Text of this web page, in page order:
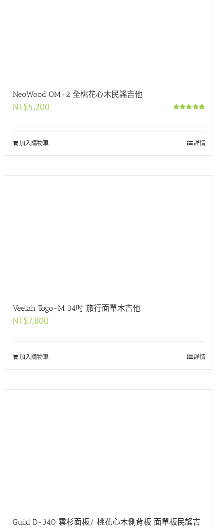
NeoWood OM-2 全桃花心木民謠吉他
NT$5,200
加入購物車 詳情
Veelah Togo-M 34吋 旅行面單木吉他
NT$7,800
加入購物車 詳情
Guild D-340 雲杉面板/ 桃花心木側背板 面單板民謠吉